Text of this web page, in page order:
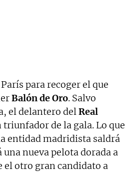
para recoger el que
Balón de Oro. Salvo
el delantero delReal
triunfador de la gala. Lo que
entidad madridista saldrá
nueva pelota dorada a
el otro gran candidato a